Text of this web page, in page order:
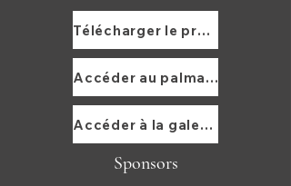
Télécharger le programme RCJOF 2024
Accéder au palmarès RCJOF 2024
Accéder à la galerie de photos/videos
Sponsors